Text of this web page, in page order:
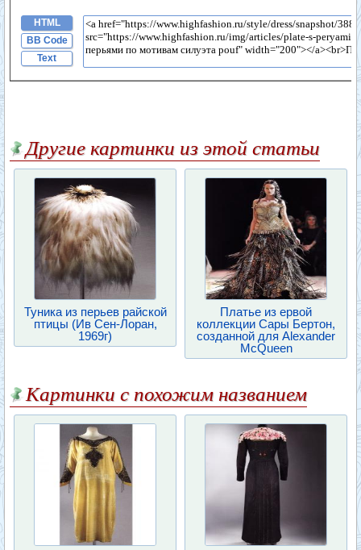
HTML
BB Code
Text
Другие картинки из этой статьи
Туника из перьев райской
птицы (Ив Сен-Лоран,
1969г)
Платье из ервой
коллекции Сары Бертон,
созданной для Alexander
McQueen
Картинки с похожим названием